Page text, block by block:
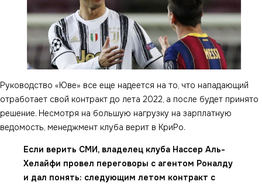
Руководство «Юве» все еще надеется на то, что нападающий
отработает свой контракт до лета 2022, а после будет принято
решение. Несмотря на большую нагрузку на зарплатную
ведомость, менеджмент клуба верит в КриРо.
Если верить СМИ, владелец клуба Нассер Аль-
Хелайфи провел переговоры с агентом Роналду
и дал понять: следующим летом контракт с